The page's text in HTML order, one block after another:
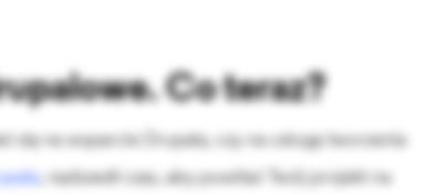
Co teraz?
się na wsparcie Drupala, czy na usługę tworzenia
, nadszedł czas, aby powitać Twój projekt na